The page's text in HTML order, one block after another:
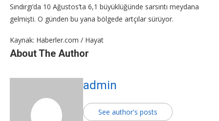
Sındırgı’da 10 Ağustos’ta 6,1 büyüklüğünde sarsıntı meydana
gelmişti. O günden bu yana bölgede artçılar sürüyor.
Kaynak: Haberler.com / Hayat
About The Author
admin
See author's posts